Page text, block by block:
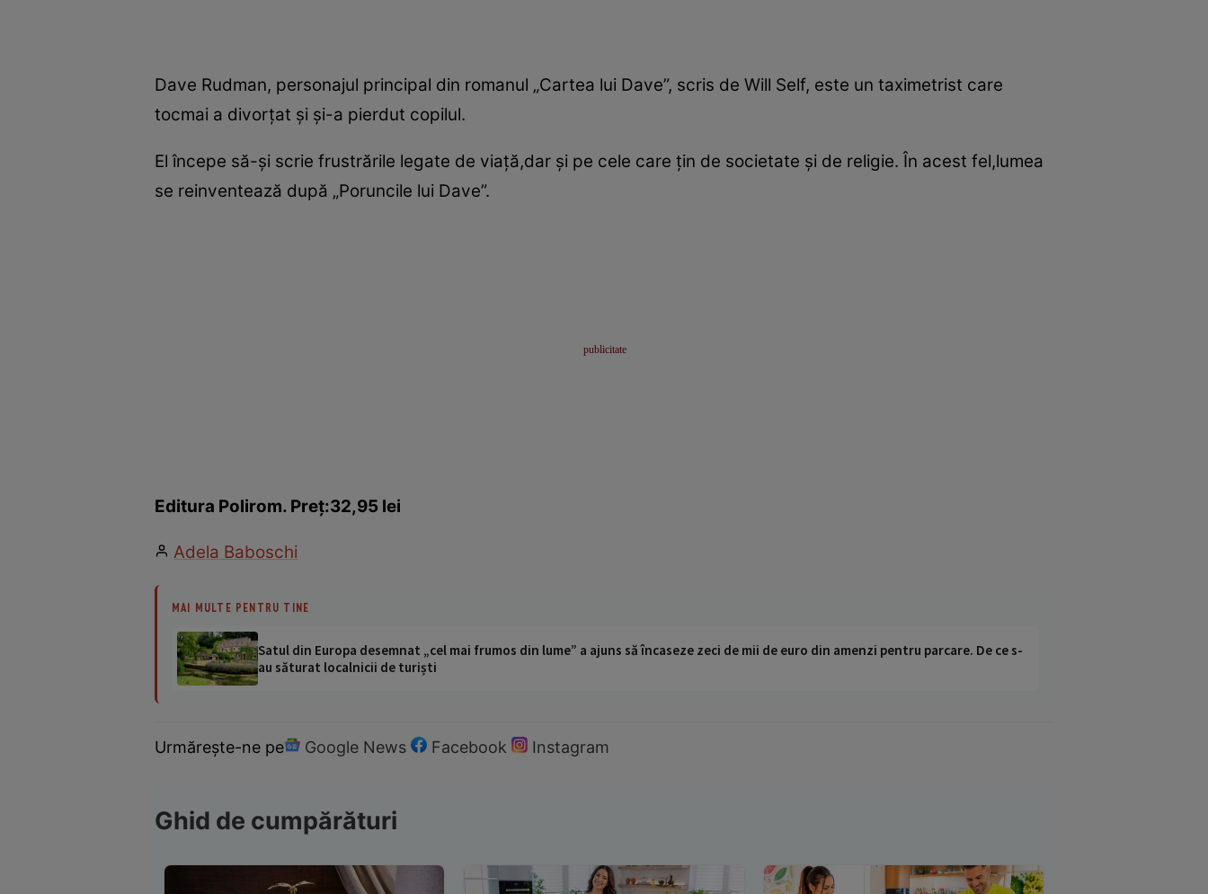
Dave Rudman, personajul principal din romanul „Cartea lui Dave”, scris de Will Self, este un taximetrist care
tocmai a divorţat şi şi-a pierdut copilul.
El începe să-şi scrie frustrările legate de viaţă,dar şi pe cele care ţin de societate şi de religie. În acest fel,lumea
se reinventează după „Poruncile lui Dave”.
Editura Polirom. Preţ:32,95 lei
Adela Baboschi
MAI MULTE PENTRU TINE
Satul din Europa desemnat „cel mai frumos din lume” a ajuns să încaseze zeci de mii de euro din amenzi pentru parcare. De ce s-
au săturat localnicii de turiști
Urmărește-ne pe Google News Facebook Instagram
Ghid de cumpărături